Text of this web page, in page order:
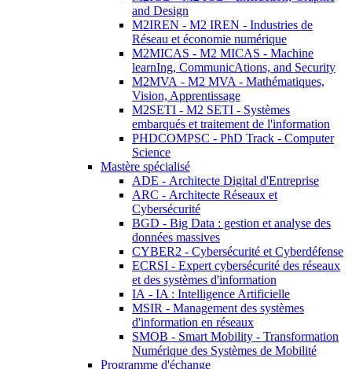
and Design
M2IREN - M2 IREN - Industries de
Réseau et économie numérique
M2MICAS - M2 MICAS - Machine
learnIng, CommunicAtions, and Security
M2MVA - M2 MVA - Mathématiques,
Vision, Apprentissage
M2SETI - M2 SETI - Systèmes
embarqués et traitement de l'information
PHDCOMPSC - PhD Track - Computer
Science
Mastère spécialisé
ADE - Architecte Digital d'Entreprise
ARC - Architecte Réseaux et
Cybersécurité
BGD - Big Data : gestion et analyse des
données massives
CYBER2 - Cybersécurité et Cyberdéfense
ECRSI - Expert cybersécurité des réseaux
et des systèmes d'information
IA - IA : Intelligence Artificielle
MSIR - Management des systèmes
d'information en réseaux
SMOB - Smart Mobility - Transformation
Numérique des Systèmes de Mobilité
Programme d'échange